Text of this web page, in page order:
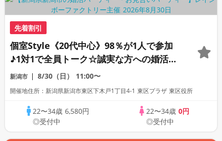
先着割引
個室Style《20代中心》98％が1人で参加
♪1対1で全員トーク☆誠実な方への婚活パ
ーティー
新潟市 8/30（日） 11:00〜
開催地住所：新潟県新潟市東区下木戸1丁目4-1 東区プラザ 東区役所
22〜34歳 6,580円
◎受付中
22〜34歳 0円
◎受付中